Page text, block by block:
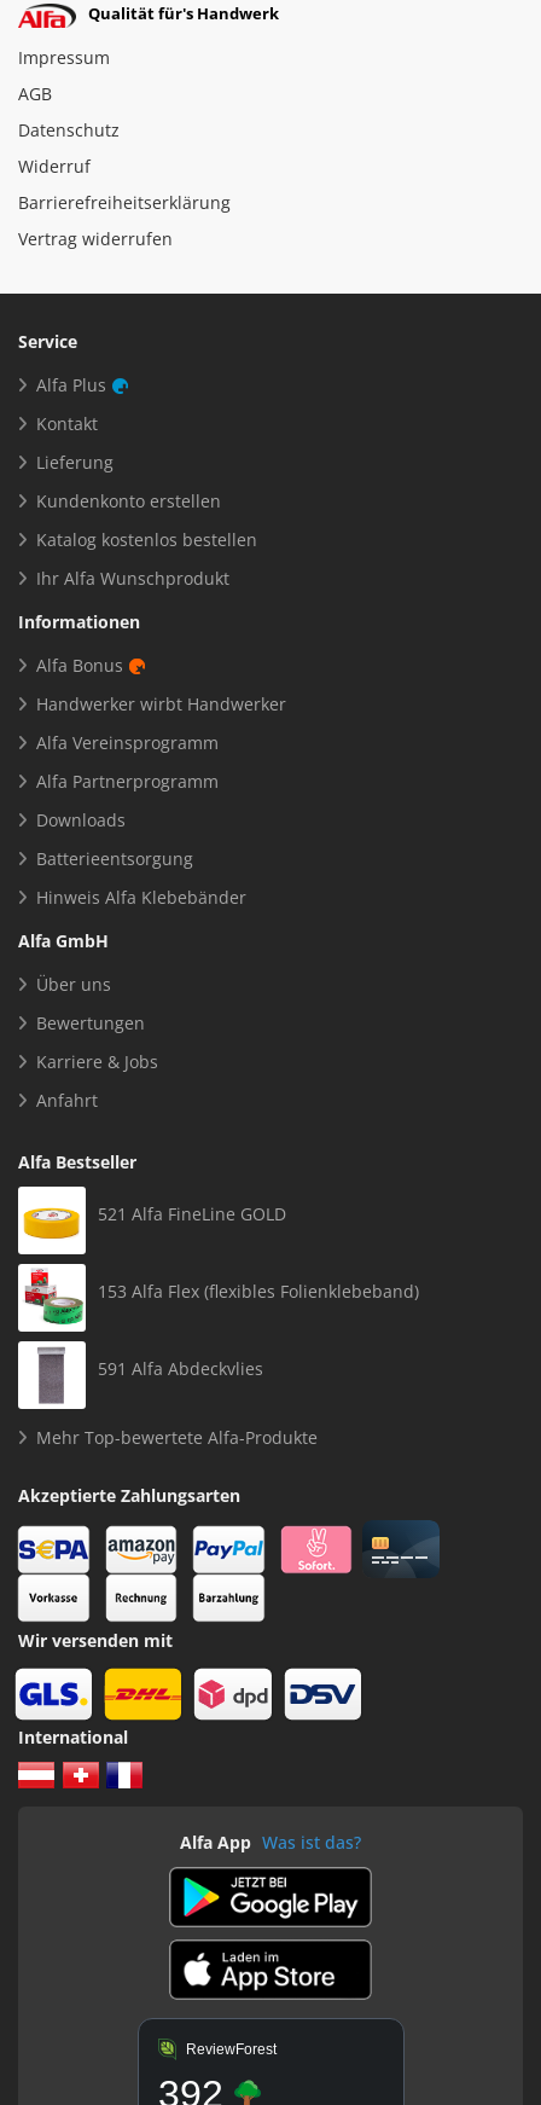
Qualität für's Handwerk
Impressum
AGB
Datenschutz
Widerruf
Barrierefreiheitserklärung
Vertrag widerrufen
Service
Alfa Plus
Kontakt
Lieferung
Kundenkonto erstellen
Katalog kostenlos bestellen
Ihr Alfa Wunschprodukt
Informationen
Alfa Bonus
Handwerker wirbt Handwerker
Alfa Vereinsprogramm
Alfa Partnerprogramm
Downloads
Batterieentsorgung
Hinweis Alfa Klebebänder
Alfa GmbH
Über uns
Bewertungen
Karriere & Jobs
Anfahrt
Alfa Bestseller
521 Alfa FineLine GOLD
153 Alfa Flex (flexibles Folienklebeband)
591 Alfa Abdeckvlies
Mehr Top-bewertete Alfa-Produkte
Akzeptierte Zahlungsarten
Wir versenden mit
International
Alfa App Was ist das?
ReviewForest
392